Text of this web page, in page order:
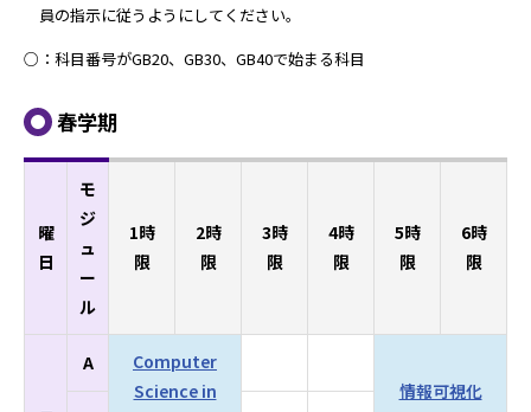
員の指示に従うようにしてください。
○：科目番号がGB20、GB30、GB40で始まる科目
春学期
曜
日
モ
ジ
ュ
ー
ル
1時
限
2時
限
3時
限
4時
限
5時
限
6時
限
A
Computer
Science in
情報可視化